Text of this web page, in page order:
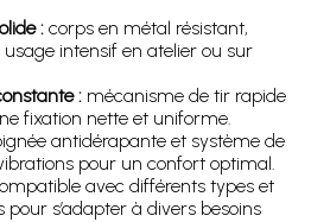
: corps en métal résistant,
intensif en atelier ou sur
: mécanisme de tir rapide
fixation nette et uniforme.
antidérapante et système de
pour un confort optimal.
avec différents types et
pour s’adapter à divers besoins